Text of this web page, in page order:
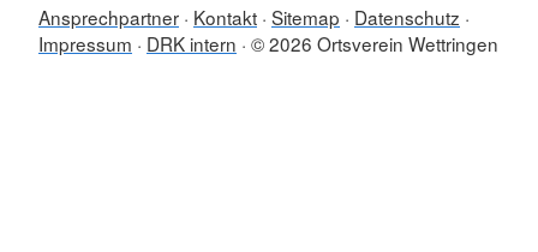
Ansprechpartner Kontakt Sitemap
Datenschutz
Impressum
DRK intern © 2026 Ortsverein Wettringen